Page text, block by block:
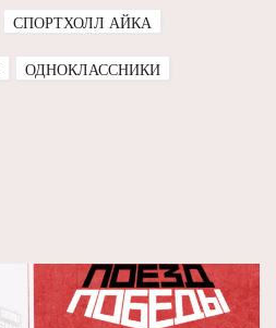
СПОРТХОЛЛ АЙКА
ОДНОКЛАССНИКИ